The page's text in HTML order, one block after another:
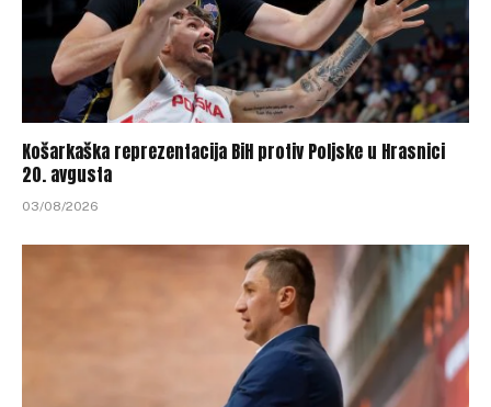
Košarkaška reprezentacija BiH protiv Poljske u Hrasnici
20. avgusta
03/08/2026